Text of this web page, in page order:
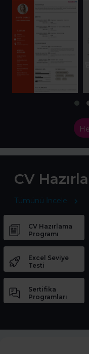
CV
Tümünü İncele
CV Hazırlama
Programı
Excel Seviye
Testi
Sertifika
Programları